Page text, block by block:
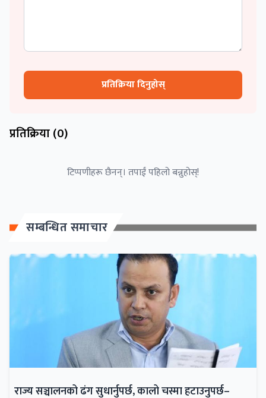
प्रतिक्रिया दिनुहोस्
प्रतिक्रिया (0)
टिप्पणीहरू छैनन्। तपाईं पहिलो बन्नुहोस्!
सम्बन्धित समाचार
राज्य सञ्चालनको ढंग सुधार्नुपर्छ, कालो चस्मा हटाउनुपर्छ–